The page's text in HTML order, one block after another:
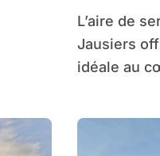
L’aire de services de camping-cars de
Jausiers
idéale au